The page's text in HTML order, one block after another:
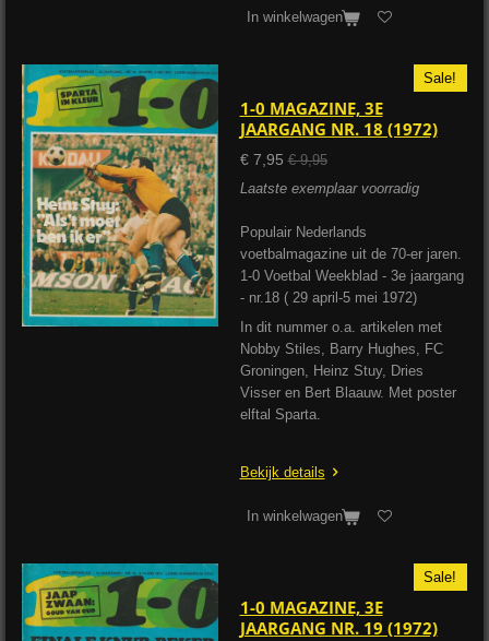
In winkelwagen
Sale!
1-0 MAGAZINE, 3E
JAARGANG NR. 18 (1972)
€ 7,95 € 9,95
Laatste exemplaar voorradig
Populair Nederlands
voetbalmagazine uit de 70-er jaren.
1-0 Voetbal Weekblad - 3e jaargang
- nr.18 ( 29 april-5 mei 1972)
In dit nummer o.a. artikelen met
Nobby Stiles, Barry Hughes, FC
Groningen, Heinz Stuy, Dries
Visser en Bert Blaauw. Met poster
elftal Sparta.
Bekijk details
In winkelwagen
Sale!
1-0 MAGAZINE, 3E
JAARGANG NR. 19 (1972)